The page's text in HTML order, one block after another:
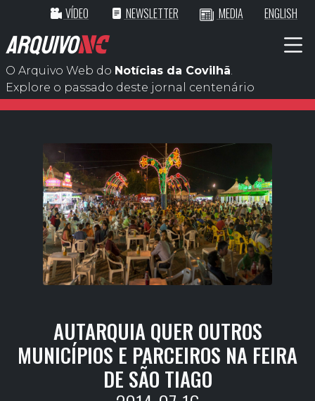
VÍDEO NEWSLETTER MEDIA ENGLISH
ARQUIVONC
O Arquivo Web do Notícias da Covilhã.
Explore o passado deste jornal centenário
AUTARQUIA QUER OUTROS
MUNICÍPIOS E PARCEIROS NA FEIRA
DE SÃO TIAGO